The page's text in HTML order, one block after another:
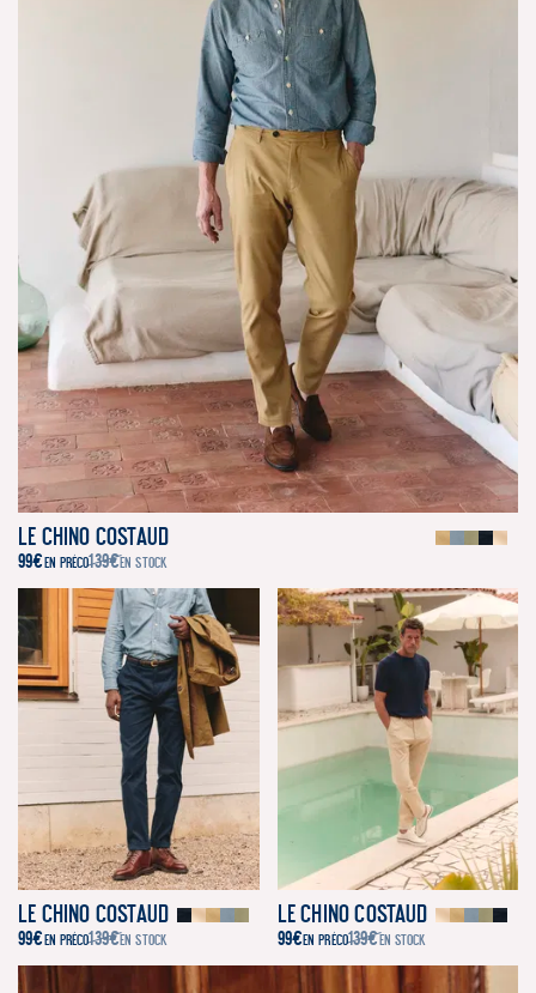
Le Chino Costaud
99€ EN PRÉCO139€EN STOCK
Le Chino Costaud
99€ EN PRÉCO139€EN STOCK
Le Chino Costaud
99€EN PRÉCO139€EN STOCK